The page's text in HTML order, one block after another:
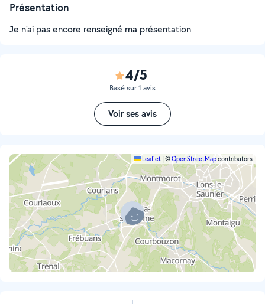
Présentation
Je n'ai pas encore renseigné ma présentation
4/5
Basé sur 1 avis
Voir ses avis
Leaflet ©OpenStreetMapcontributors